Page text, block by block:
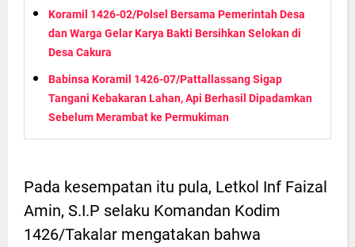
Koramil 1426-02/Polsel Bersama Pemerintah Desa
dan Warga Gelar Karya Bakti Bersihkan Selokan di
Desa Cakura
Babinsa Koramil 1426-07/Pattallassang Sigap
Tangani Kebakaran Lahan, Api Berhasil Dipadamkan
Sebelum Merambat ke Permukiman
Pada kesempatan itu pula, Letkol Inf Faizal
Amin, S.I.P selaku Komandan Kodim
1426/Takalar mengatakan bahwa